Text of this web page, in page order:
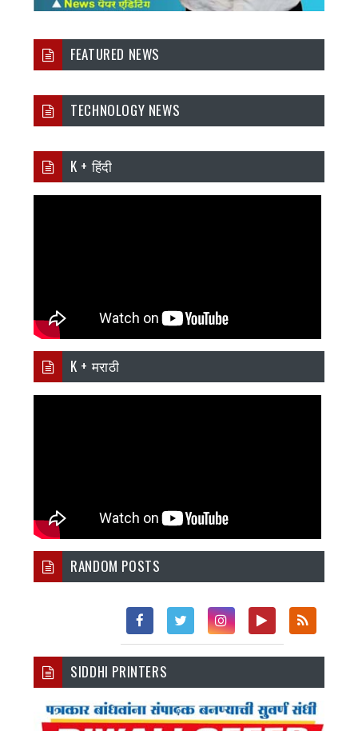
FEATURED NEWS
TECHNOLOGY NEWS
K + हिंदी
K + मराठी
RANDOM POSTS
Fac
Ebo
Ok
Twi
Inst
Am
You
E
SIDDHI PRINTERS